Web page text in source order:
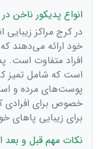
انواع پدیکور ناخن
در کرج مراکز زیبایی
خود ارائه می‌دهند
افراد متفاوت است.
است که شامل تمیز
پوست‌های مرده و
خصوص برای افرادی
برای زیبایی پاهای
نکات مهم قبل و بعد